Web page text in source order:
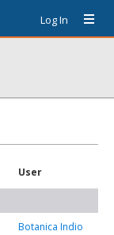
Log In
User
Botanica Indio